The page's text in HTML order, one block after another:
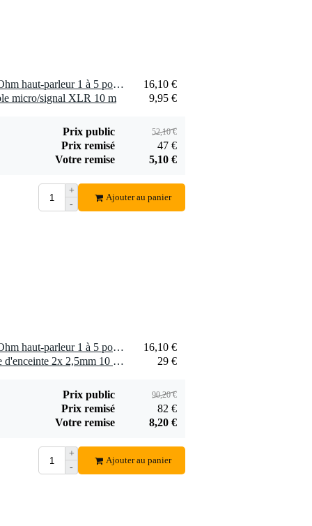
2 x Visaton SC 4.9 FL - 8 Ohm haut-parleur 1 à 5 pouces
16,10 €
micro/signal XLR 10 m
9,95 €
Prix public 52,10 €
Prix remisé
47 €
Votre remise
5,10 €
+
-
Ajouter au panier
2 x Visaton SC 4.9 FL - 8 Ohm haut-parleur 1 à 5 pouces
16,10 €
2 x Devine SPE25/10 câble d'enceinte 2x 2,5mm 10 mètres
29 €
Prix public 90,20 €
Prix remisé
82 €
Votre remise
8,20 €
+
-
Ajouter au panier